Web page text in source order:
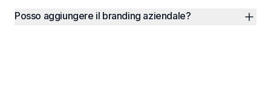
Posso aggiungere il branding aziendale?